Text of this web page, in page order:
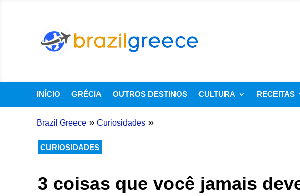
INÍCIO GRÉCIA OUTROS DESTINOS CULTURA RECEITAS
Brazil Greece » Curiosidades »
CURIOSIDADES
3 coisas que você jamais